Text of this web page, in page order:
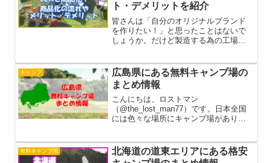
ト・デメリットを紹介
皆さんは「自分のオリジナルブランド
を作りたい！」と思ったことはないで
しょうか。だけど製造する為の工場も
ん。しかし、『OEM』という手法を使
えば、工場や人員がなくとも製造がで
き...
キャンプ
広島県にある無料キャンプ場の
まとめ情報
こんにちは、ロストマン
（@the_lost_man77）です。日本全国
には色々な場所にキャンプ場がありま
とてもありがたい存在です。今回は広
島県にある無料キャンプ場をまとめて...
有料キャンプ場
北海道の道東エリアにある格安